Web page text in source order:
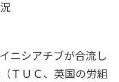
ニシアチブが合流し
ＴＵＣ、英国の労組